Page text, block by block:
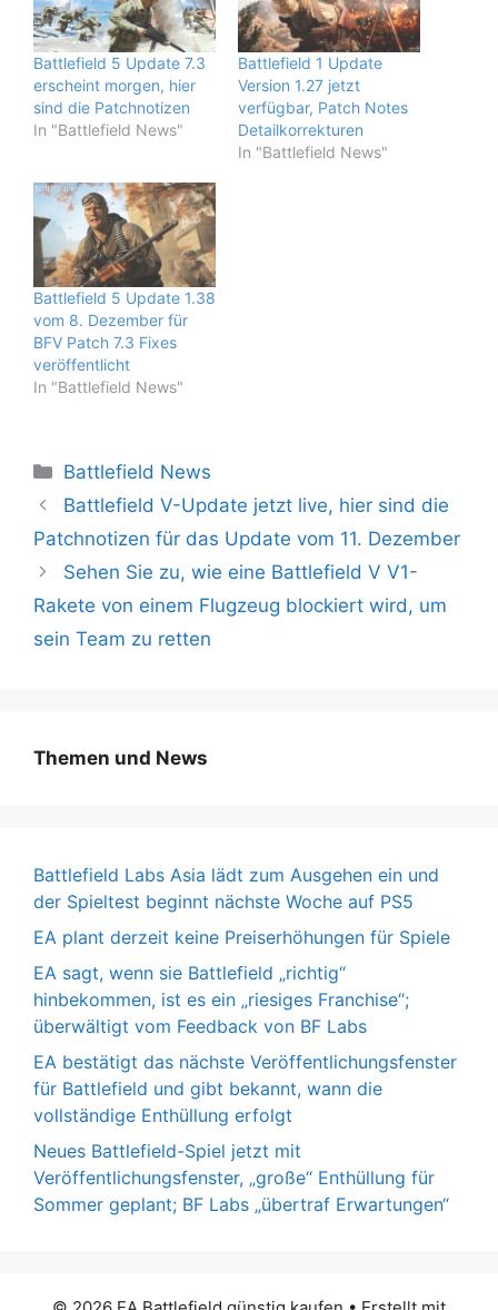
Battlefield 5 Update 7.3
erscheint morgen, hier
sind die Patchnotizen
In "Battlefield News"
Battlefield 1 Update
Version 1.27 jetzt
verfügbar, Patch Notes
Detailkorrekturen
In "Battlefield News"
Battlefield 5 Update 1.38
vom 8. Dezember für
BFV Patch 7.3 Fixes
veröffentlicht
In "Battlefield News"
Kategorien
Battlefield News
Battlefield V-Update jetzt live, hier sind die
Patchnotizen für das Update vom 11. Dezember
Sehen Sie zu, wie eine Battlefield V V1-
Rakete von einem Flugzeug blockiert wird, um
sein Team zu retten
Themen und News
Battlefield Labs Asia lädt zum Ausgehen ein und
der Spieltest beginnt nächste Woche auf PS5
EA plant derzeit keine Preiserhöhungen für Spiele
EA sagt, wenn sie Battlefield „richtig“
hinbekommen, ist es ein „riesiges Franchise“;
überwältigt vom Feedback von BF Labs
EA bestätigt das nächste Veröffentlichungsfenster
für Battlefield und gibt bekannt, wann die
vollständige Enthüllung erfolgt
Neues Battlefield-Spiel jetzt mit
Veröffentlichungsfenster, „große“ Enthüllung für
Sommer geplant; BF Labs „übertraf Erwartungen“